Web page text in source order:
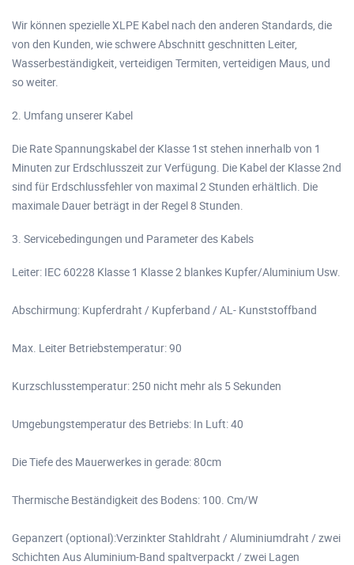
Wir können spezielle XLPE Kabel nach den anderen Standards, die
von den Kunden, wie schwere Abschnitt geschnitten Leiter,
Wasserbeständigkeit, verteidigen Termiten, verteidigen Maus, und
so weiter.
2. Umfang unserer Kabel
Die Rate Spannungskabel der Klasse 1st stehen innerhalb von 1
Minuten zur Erdschlusszeit zur Verfügung. Die Kabel der Klasse 2nd
sind für Erdschlussfehler von maximal 2 Stunden erhältlich. Die
maximale Dauer beträgt in der Regel 8 Stunden.
3. Servicebedingungen und Parameter des Kabels
Leiter: IEC 60228 Klasse 1 Klasse 2 blankes Kupfer/Aluminium Usw.
Abschirmung: Kupferdraht / Kupferband / AL- Kunststoffband
Max. Leiter Betriebstemperatur: 90
Kurzschlusstemperatur: 250 nicht mehr als 5 Sekunden
Umgebungstemperatur des Betriebs: In Luft: 40
Die Tiefe des Mauerwerkes in gerade: 80cm
Thermische Beständigkeit des Bodens: 100. Cm/W
Gepanzert (optional):Verzinkter Stahldraht / Aluminiumdraht / zwei
Schichten Aus Aluminium-Band spaltverpackt / zwei Lagen